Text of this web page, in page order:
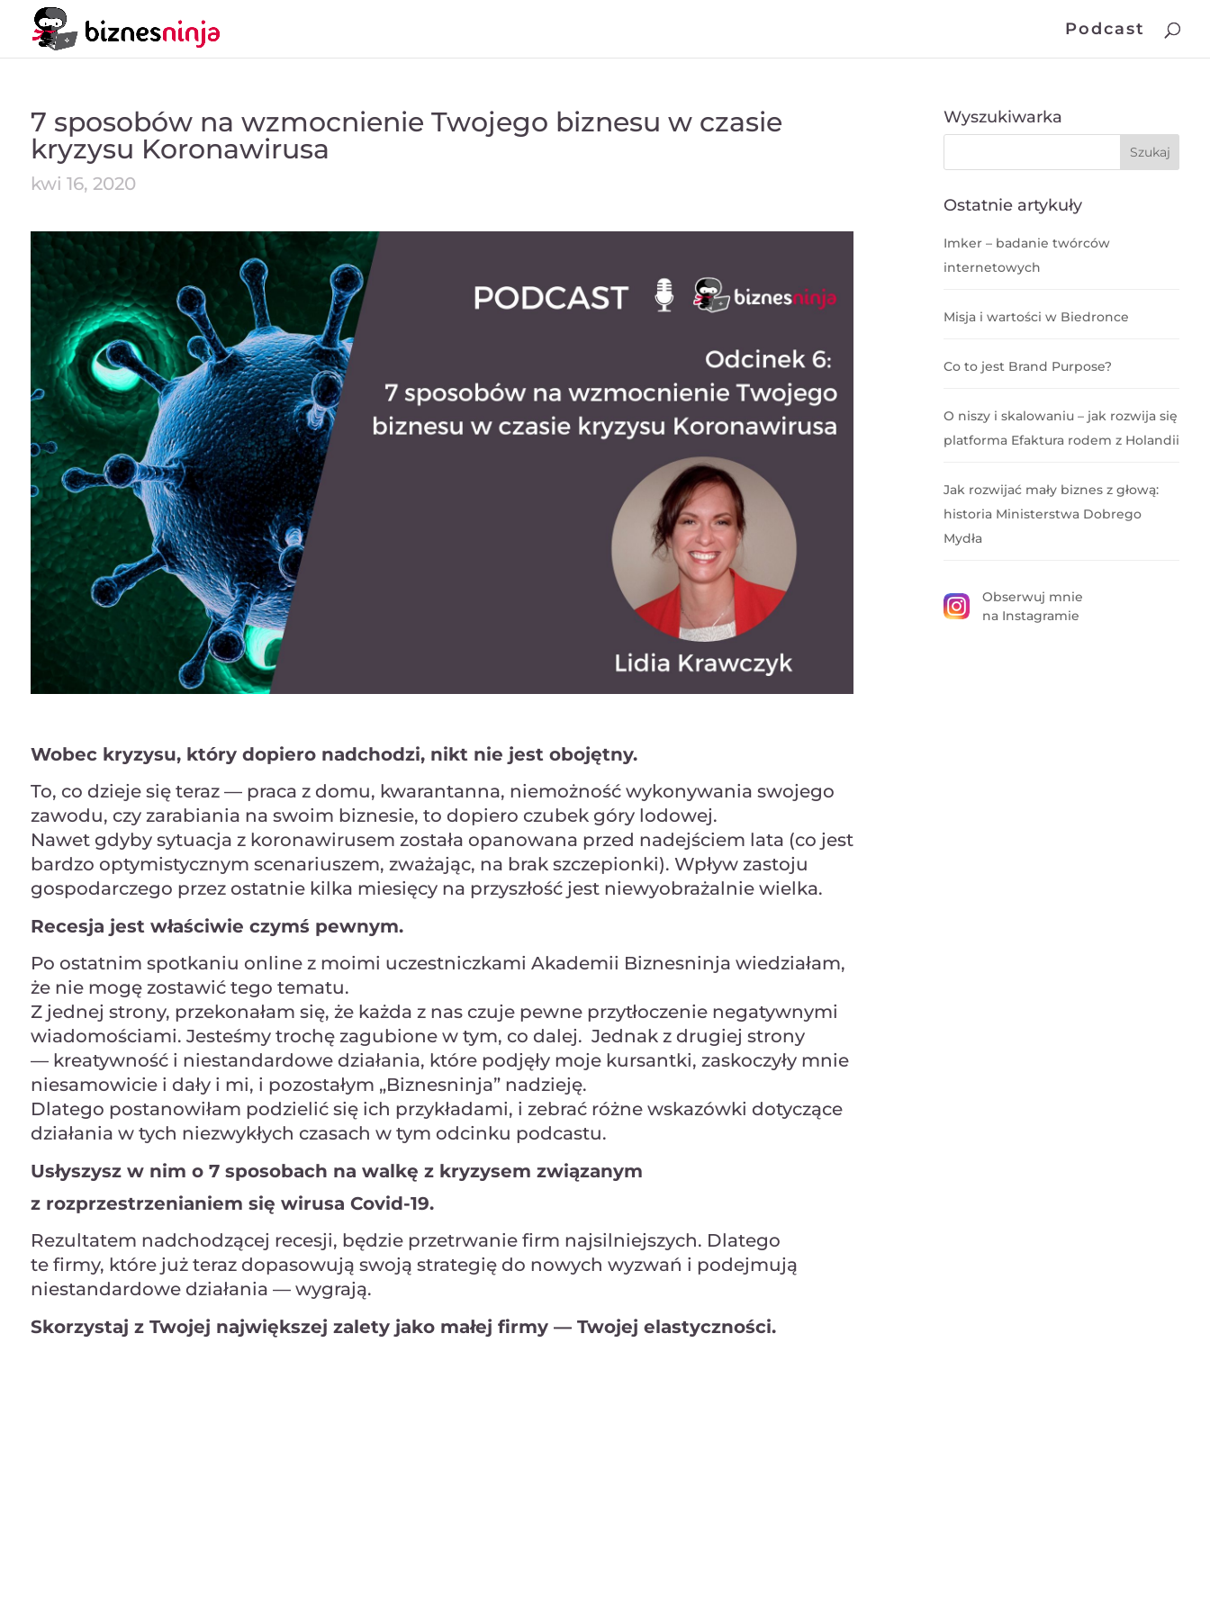
Podcast
7 sposobów na wzmocnienie Twojego biznesu w czasie
kryzysu Koronawirusa
kwi 16, 2020
Wobec kryzysu, który dopiero nadchodzi, nikt nie jest obojętny.
To, co dzieje się teraz — praca z domu, kwarantanna, niemożność wykonywania swojego
zawodu, czy zarabiania na swoim biznesie, to dopiero czubek góry lodowej.
Nawet gdyby sytuacja z koronawirusem została opanowana przed nadejściem lata (co jest
bardzo optymistycznym scenariuszem, zważając, na brak szczepionki). Wpływ zastoju
gospodarczego przez ostatnie kilka miesięcy na przyszłość jest niewyobrażalnie wielka.
Recesja jest właściwie czymś pewnym.
Po ostatnim spotkaniu online z moimi uczestniczkami Akademii Biznesninja wiedziałam,
że nie mogę zostawić tego tematu.
Z jednej strony, przekonałam się, że każda z nas czuje pewne przytłoczenie negatywnymi
wiadomościami. Jesteśmy trochę zagubione w tym, co dalej. Jednak z drugiej strony
— kreatywność i niestandardowe działania, które podjęły moje kursantki, zaskoczyły mnie
niesamowicie i dały i mi, i pozostałym „Biznesninja” nadzieję.
Dlatego postanowiłam podzielić się ich przykładami, i zebrać różne wskazówki dotyczące
działania w tych niezwykłych czasach w tym odcinku podcastu.
Usłyszysz w nim o 7 sposobach na walkę z kryzysem związanym
z rozprzestrzenianiem się wirusa Covid-19.
Rezultatem nadchodzącej recesji, będzie przetrwanie firm najsilniejszych. Dlatego
te firmy, które już teraz dopasowują swoją strategię do nowych wyzwań i podejmują
niestandardowe działania — wygrają.
Skorzystaj z Twojej największej zalety jako małej firmy — Twojej elastyczności.
Wyszukiwarka
Ostatnie artykuły
Imker – badanie twórców
internetowych
Misja i wartości w Biedronce
Co to jest Brand Purpose?
O niszy i skalowaniu – jak rozwija się
platforma Efaktura rodem z Holandii
Jak rozwijać mały biznes z głową:
historia Ministerstwa Dobrego
Mydła
Obserwuj mnie
na Instagramie